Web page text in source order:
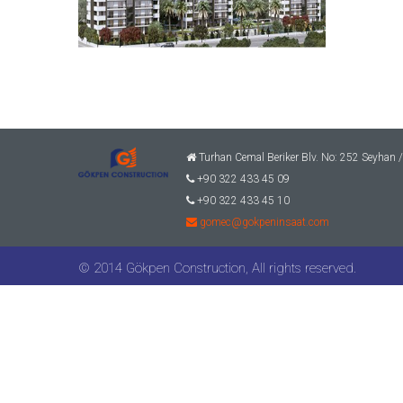
Turhan Cemal Beriker Blv. No: 252 Seyhan
+90 322 433 45 09
+90 322 433 45 10
gomec@gokpeninsaat.com
© 2014 Gökpen Construction, All rights reserved.